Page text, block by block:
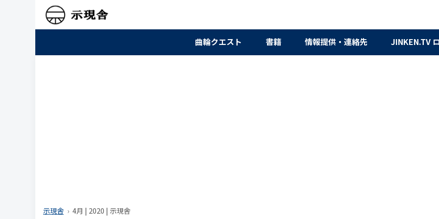
曲輪クエスト 書籍 情報提供・連絡先 JINKEN.TV
示現舎 4月 | 2020 | 示現舎